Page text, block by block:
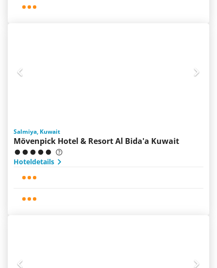
Salmiya, Kuwait
Mövenpick Hotel & Resort Al Bida'a Kuwait
Hoteldetails